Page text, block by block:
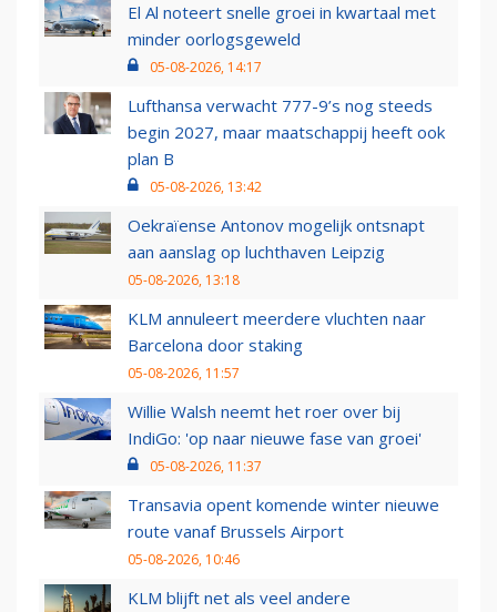
El Al noteert snelle groei in kwartaal met
minder oorlogsgeweld
05-08-2026, 14:17
Lufthansa verwacht 777-9’s nog steeds
begin 2027, maar maatschappij heeft ook
plan B
05-08-2026, 13:42
Oekraïense Antonov mogelijk ontsnapt
aan aanslag op luchthaven Leipzig
05-08-2026, 13:18
KLM annuleert meerdere vluchten naar
Barcelona door staking
05-08-2026, 11:57
Willie Walsh neemt het roer over bij
IndiGo: 'op naar nieuwe fase van groei'
05-08-2026, 11:37
Transavia opent komende winter nieuwe
route vanaf Brussels Airport
05-08-2026, 10:46
KLM blijft net als veel andere